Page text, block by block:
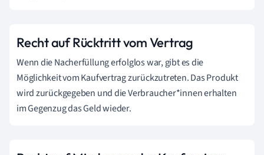
Recht auf Rücktritt vom Vertrag
Wenn die Nacherfüllung erfolglos war, gibt es die
Möglichkeit vom Kaufvertrag zurückzutreten. Das Produkt
wird zurückgegeben und die Verbraucher*innen erhalten
im Gegenzug das Geld wieder.